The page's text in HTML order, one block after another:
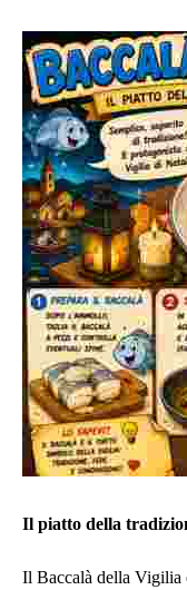
Il piatto della
Il Baccalà della Vigilia